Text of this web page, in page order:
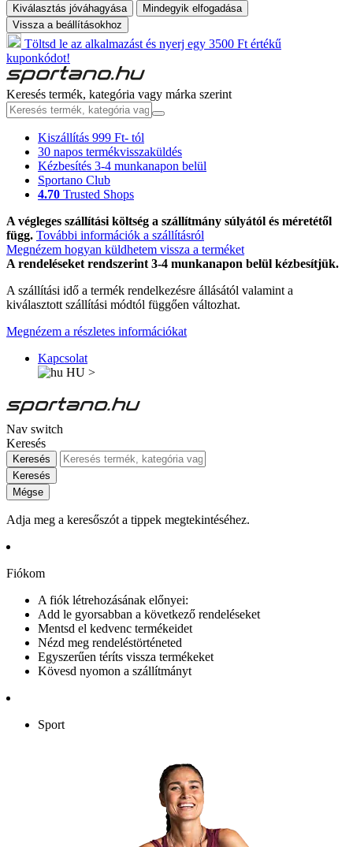
Kiválasztás jóváhagyása
Mindegyik elfogadása
Vissza a beállításokhoz
Töltsd le az alkalmazást és nyerj egy 3500 Ft értékű
kuponkódot!
Keresés termék, kategória vagy márka szerint
Kiszállítás 999 Ft- tól
30 napos termékvisszaküldés
Kézbesítés 3-4 munkanapon belül
Sportano Club
4.70 Trusted Shops
A végleges szállítási költség a szállítmány súlyától és méretétől
függ. További információk a szállításról
Megnézem hogyan küldhetem vissza a terméket
A rendeléseket rendszerint 3-4 munkanapon belül kézbesítjük.
A szállítási idő a termék rendelkezésre állásától valamint a
kiválasztott szállítási módtól függően változhat.
Megnézem a részletes információkat
Kapcsolat
HU >
Nav switch
Keresés
Keresés
Keresés
Mégse
Adja meg a keresőszót a tippek megtekintéséhez.
Fiókom
A fiók létrehozásának előnyei:
Add le gyorsabban a következő rendeléseket
Mentsd el kedvenc termékeidet
Nézd meg rendeléstörténeted
Egyszerűen téríts vissza termékeket
Kövesd nyomon a szállítmányt
Sport